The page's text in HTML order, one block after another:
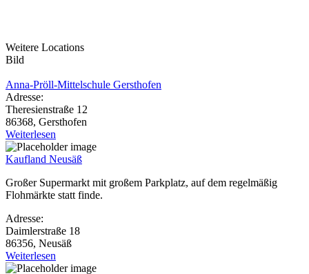
Weitere Locations
Bild
Anna-Pröll-Mittelschule Gersthofen
Adresse:
Theresienstraße 12
86368, Gersthofen
Weiterlesen
Kaufland Neusäß
Großer Supermarkt mit großem Parkplatz, auf dem regelmäßig
Flohmärkte statt finde.
Adresse:
Daimlerstraße 18
86356, Neusäß
Weiterlesen